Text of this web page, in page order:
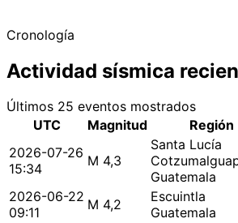
Cronología
Actividad sísmica
Últimos 25 eventos mostrados
UTC
Magnitud Región
2026-07-26
15:34
M 4,3
Santa Lucía
Guatemala
2026-06-22
09:11
M 4,2
Escuintla
Guatemala